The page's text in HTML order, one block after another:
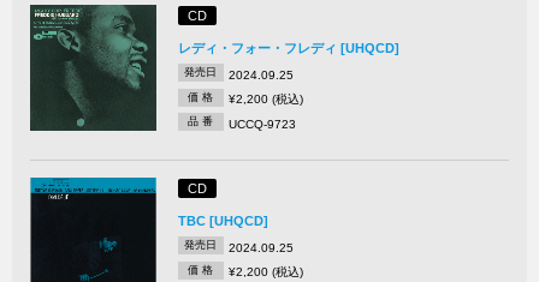
CD
レディ・フォー・フレディ [UHQCD]
発売日 2024.09.25
価 格 ¥2,200 (税込)
品 番 UCCQ-9723
CD
TBC [UHQCD]
発売日 2024.09.25
価 格 ¥2,200 (税込)